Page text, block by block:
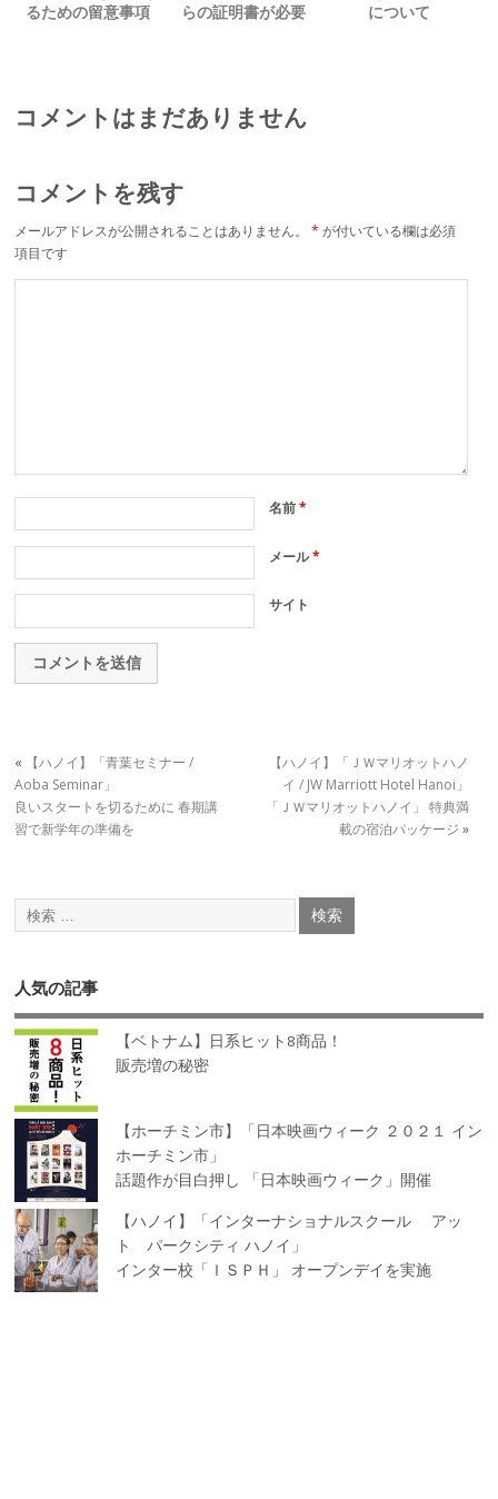
るための留意事項
らの証明書が必要
について
コメントはまだありません
コメントを残す
メールアドレスが公開されることはありません。 * が付いている欄は必須
項目です
名前*
メール*
サイト
«
【ハノイ】「青葉セミナー /
Aoba Seminar」
良いスタートを切るために 春期講
習で新学年の準備を
【ハノイ】「ＪＷマリオットハノ
イ / JW Marriott Hotel Hanoi」
「ＪＷマリオットハノイ」 特典満
載の宿泊パッケージ »
人気の記事
【ベトナム】日系ヒット8商品！
販売増の秘密
【ホーチミン市】「日本映画ウィーク ２０２１ イン
ホーチミン市」
話題作が目白押し 「日本映画ウィーク」開催
【ハノイ】「インターナショナルスクール アッ
ト パークシティ ハノイ」
インター校「ＩＳＰＨ」 オープンデイを実施